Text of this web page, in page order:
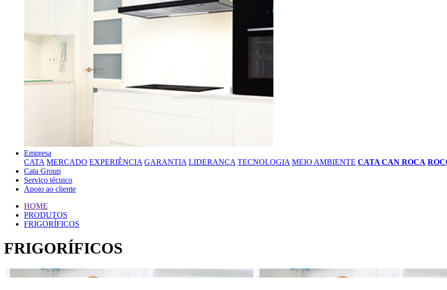
Empresa
CATA MERCADO EXPERIÊNCIA GARANTIA LIDERANÇA TECNOLOGIA MEIO AMBIENTE CATA CAN ROCA
Cata Group
Serviço técnico
Apoio ao cliente
HOME
PRODUTOS
FRIGORÍFICOS
FRIGORÍFICOS